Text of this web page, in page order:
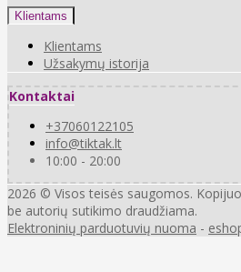
Klientams
Klientams
Užsakymų istorija
Kontaktai
+37060122105
info@tiktak.lt
10:00 - 20:00
2026 © Visos teisės saugomos.
be autorių sutikimo draudžiama.
Elektroninių parduotuvių nuoma -